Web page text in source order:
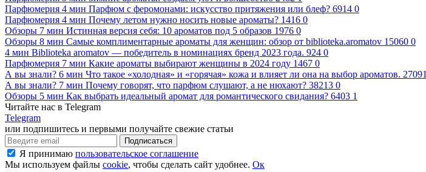
Парфюмерия 4 мин Парфюм с феромонами: искусство притяжения или блеф? 6914 0
Парфюмерия 4 мин Почему летом нужно носить новые ароматы? 1416 0
Обзоры 7 мин Истинная версия себя: 10 ароматов под 5 образов 1976 0
Обзоры 8 мин Самые комплиментарные ароматы для женщин: обзор от biblioteka.aromatov 15060 0
4 мин Biblioteka aromatov — победитель в номинациях бренд 2023 года. 924 0
Парфюмерия 7 мин Какие ароматы выбирают женщины в 2024 году 1467 0
А вы знали? 6 мин Что такое «холодная» и «горячая» кожа и влияет ли она на выбор ароматов. 27091
А вы знали? 7 мин Почему говорят, что парфюм слушают, а не нюхают? 38213 0
Обзоры 5 мин Как выбрать идеальный аромат для романтического свидания? 6403 1
Читайте нас в Telegram
Telegram
или подпишитесь и первыми получайте свежие статьи
Подписаться
Я принимаю пользовательское соглашение
Мы используем файлы cookie, чтобы сделать сайт удобнее. Ок